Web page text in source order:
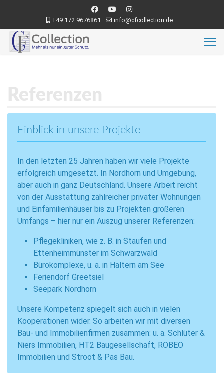
+49 172 9676861 info@cfcollection.de
Referenzen
Einblick in unsere Projekte
In den letzten 25 Jahren haben wir viele Projekte
erfolgreich umgesetzt. In Nordhorn und Umgebung,
aber auch in ganz Deutschland. Unsere Arbeit reicht
von der Ausstattung zahlreicher privater Wohnungen
und Einfamilienhäuser bis zu Projekten größeren
Umfangs – hier nur ein Auszug unserer Referenzen:
Pflegekliniken, wie z. B. in Staufen und
Ettenheimmünster im Schwarzwald
Bürokomplexe, u. a. in Haltern am See
Feriendorf Greetsiel
Seepark Nordhorn
Unsere Kompetenz spiegelt sich auch in vielen
Kooperationen wider. So arbeiten wir mit diversen
Bau- und Immobilienfirmen zusammen: u. a. Schlüter &
Niers Immobilien, HT2 Baugesellschaft, ROBEO
Immobilien und Stroot & Pas Bau.